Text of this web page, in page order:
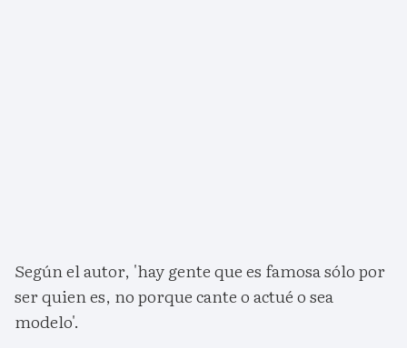
Según el autor, 'hay gente que es famosa sólo por
ser quien es, no porque cante o actué o sea
modelo'.